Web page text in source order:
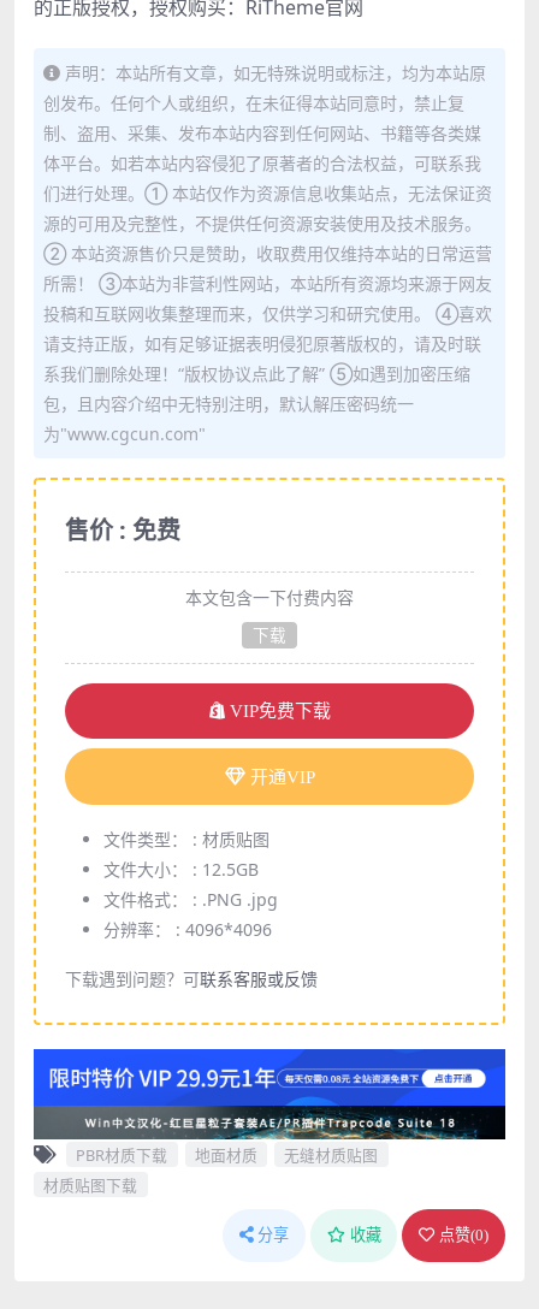
的正版授权，授权购买： RiTheme官网
声明：本站所有文章，如无特殊说明或标注，均为本站原
创发布。任何个人或组织，在未征得本站同意时，禁止复
制、盗用、采集、发布本站内容到任何网站、书籍等各类媒
体平台。如若本站内容侵犯了原著者的合法权益，可联系我
们进行处理。① 本站仅作为资源信息收集站点，无法保证资
源的可用及完整性，不提供任何资源安装使用及技术服务。
② 本站资源售价只是赞助，收取费用仅维持本站的日常运营
所需！ ③本站为非营利性网站，本站所有资源均来源于网友
投稿和互联网收集整理而来，仅供学习和研究使用。 ④喜欢
请支持正版，如有足够证据表明侵犯原著版权的，请及时联
系我们删除处理！“版权协议点此了解” ⑤如遇到加密压缩
包，且内容介绍中无特别注明，默认解压密码统一
为"www.cgcun.com"
售价 : 免费
本文包含一下付费内容
下载
VIP免费下载
开通VIP
文件类型： : 材质贴图
文件大小： : 12.5GB
文件格式： : .PNG .jpg
分辨率： : 4096*4096
下载遇到问题？可联系客服或反馈
PBR材质下载 地面材质
无缝材质贴图
材质贴图下载
分享 收藏 点赞(0)